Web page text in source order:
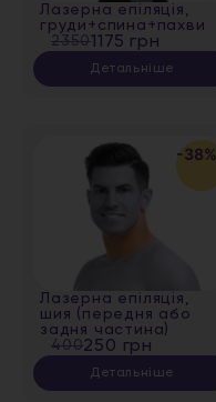
Лазерна епіляція,
груди+спина+пахви
23501175 грн
Детальніше
Лазерна епіляція,
шия (передня або
задня частина)
400250 грн
Детальніше
-38%